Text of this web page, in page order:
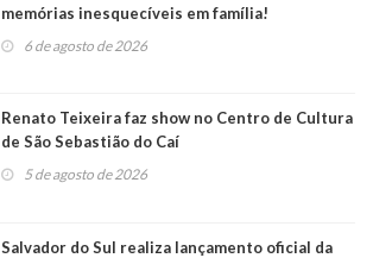
memórias inesquecíveis em família!
6 de agosto de 2026
Renato Teixeira faz show no Centro de Cultura
de São Sebastião do Caí
5 de agosto de 2026
Salvador do Sul realiza lançamento oficial da